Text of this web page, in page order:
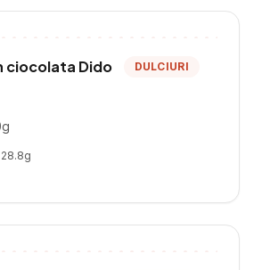
ciocolata Dido
DULCIURI
28.8g